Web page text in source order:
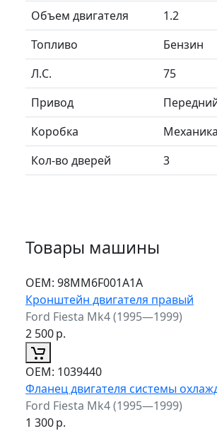
Объем двигателя
1.2
Топливо
Бензин
Л.C.
75
Привод
Коробка
Механика
Кол-во дверей
3
Товары машины
ОЕМ: 98MM6F001A1A
Кронштейн двигателя правый
Ford Fiesta Mk4 (1995—1999)
2 500р.
ОЕМ: 1039440
Фланец двигателя системы
Ford Fiesta Mk4 (1995—1999)
1 300р.